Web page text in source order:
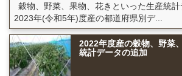
穀物、野菜、果物、花きといった生産統計
2023年(令和5年)度産の都道府県別デ...
2022年度産の穀物、野菜
統計データの追加